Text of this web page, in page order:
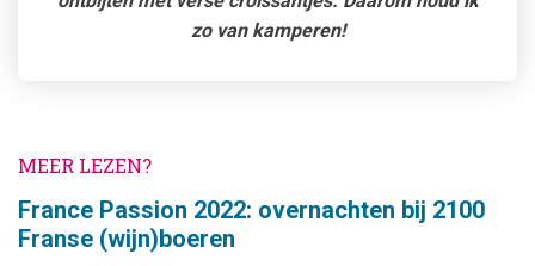
zo van kamperen!
MEER LEZEN?
France Passion 2022: overnachten bij 2100
Franse (wijn)boeren